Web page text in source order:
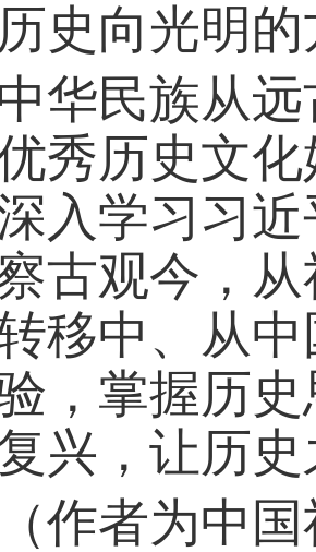
史向光明
民族从远
秀历史文
入学习习
古观今，
移中、从
，掌握历
兴，让历
者为中国